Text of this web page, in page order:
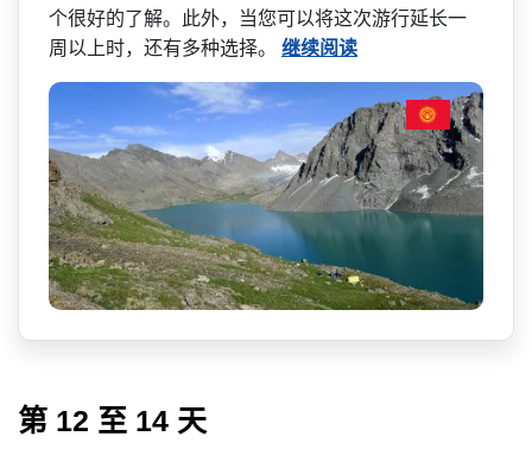
个很好的了解。此­外，当您可以将这次游行延长一
周以上时，还有多种选­择。 继续阅读
第 12 至 14 天